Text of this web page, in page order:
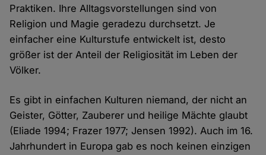
Praktiken. Ihre Alltagsvorstellungen sind von
Religion und Magie geradezu durchsetzt. Je
einfacher eine Kulturstufe entwickelt ist, desto
größer ist der Anteil der Religiosität im Leben der
Völker.
Es gibt in einfachen Kulturen niemand, der nicht an
Geister, Götter, Zauberer und heilige Mächte glaubt
(Eliade 1994; Frazer 1977; Jensen 1992). Auch im 16.
Jahrhundert in Europa gab es noch keinen einzigen